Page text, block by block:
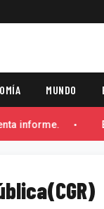
MUNDO
informe.